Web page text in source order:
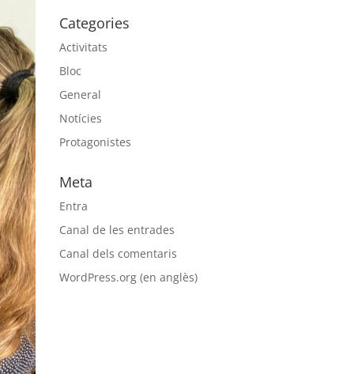
Categories
Activitats
Bloc
General
Notícies
Protagonistes
Meta
Entra
Canal de les entrades
Canal dels comentaris
WordPress.org (en anglès)